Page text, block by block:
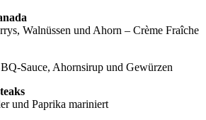
Walnüssen und Ahorn – Crème Fraîche
Sauce, Ahornsirup und Gewürzen
und Paprika mariniert